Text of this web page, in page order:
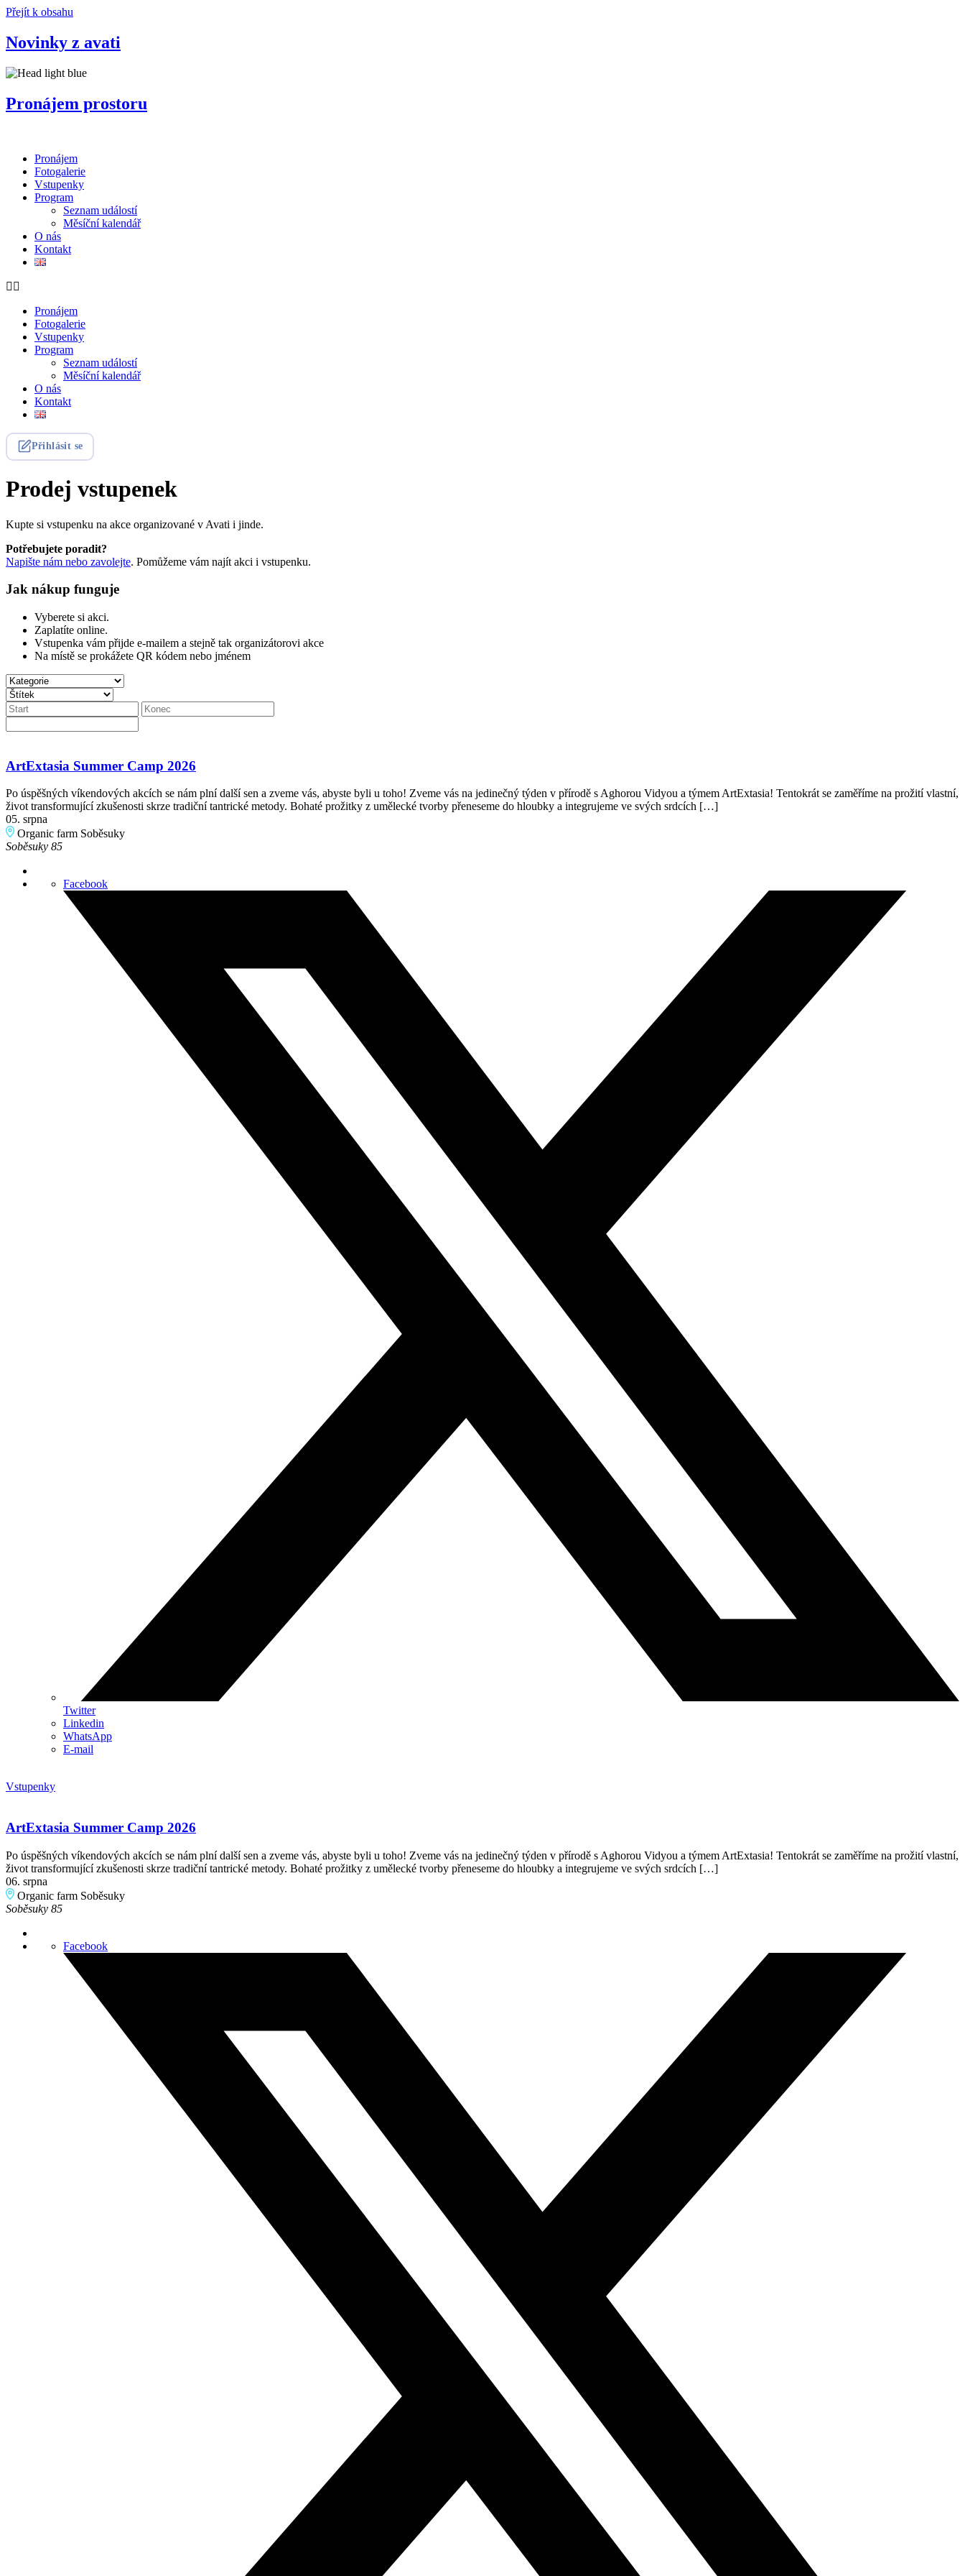
Přejít k obsahu
Novinky z avati
Pronájem prostoru
Pronájem
Fotogalerie
Vstupenky
Program
Seznam událostí
Měsíční kalendář
O nás
Kontakt
Pronájem
Fotogalerie
Vstupenky
Program
Seznam událostí
Měsíční kalendář
O nás
Kontakt
Přihlásit se
Prodej vstupenek
Kupte si vstupenku na akce organizované v Avati i jinde.
Potřebujete poradit?
Napište nám nebo zavolejte. Pomůžeme vám najít akci i vstupenku.
Jak nákup funguje
Vyberete si akci.
Zaplatíte online.
Vstupenka vám přijde e-mailem a stejně tak organizátorovi akce
Na místě se prokážete QR kódem nebo jménem
ArtExtasia Summer Camp 2026
Po úspěšných víkendových akcích se nám plní další sen a zveme vás, abyste byli u toho! Zveme vás na jedinečný týden v přírodě s Aghorou Vidyou a týmem ArtExtasia! Tentokrát se zaměříme na prožití vlastní,
život transformující zkušenosti skrze tradiční tantrické metody. Bohaté prožitky z umělecké tvorby přeneseme do hloubky a integrujeme ve svých srdcích […]
05. srpna
Organic farm Soběsuky
Soběsuky 85
Facebook
Twitter
Linkedin
WhatsApp
E-mail
Vstupenky
ArtExtasia Summer Camp 2026
Po úspěšných víkendových akcích se nám plní další sen a zveme vás, abyste byli u toho! Zveme vás na jedinečný týden v přírodě s Aghorou Vidyou a týmem ArtExtasia! Tentokrát se zaměříme na prožití vlastní,
život transformující zkušenosti skrze tradiční tantrické metody. Bohaté prožitky z umělecké tvorby přeneseme do hloubky a integrujeme ve svých srdcích […]
06. srpna
Organic farm Soběsuky
Soběsuky 85
Facebook